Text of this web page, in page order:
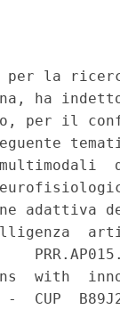
la
ha
per il
adattiva
with
CUP